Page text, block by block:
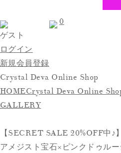
ゲスト
ログイン
新規会員登録
0
Crystal Deva Online Shop
HOMECrystal Deva Online
GALLERY
【SECRET SALE 20%OFF中♪
アメジスト宝石×ピンクドゥル